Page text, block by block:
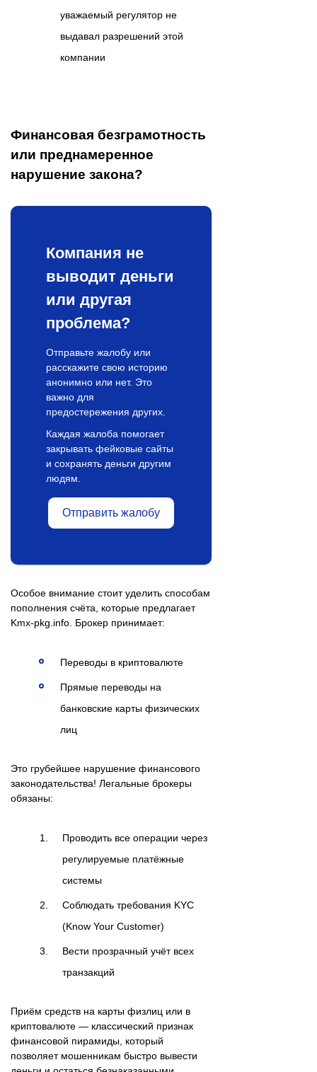
уважаемый регулятор не
выдавал разрешений этой
компании
Финансовая безграмотность
или преднамеренное
нарушение закона?
Компания не
выводит деньги
или другая
проблема?
Отправьте жалобу или
расскажите свою историю
анонимно или нет. Это
важно для
предостережения других.
Каждая жалоба помогает
закрывать фейковые сайты
и сохранять деньги другим
людям.
Отправить жалобу
Особое внимание стоит уделить способам
пополнения счёта, которые предлагает
Kmx-pkg.info. Брокер принимает:
Переводы в криптовалюте
Прямые переводы на
банковские карты физических
лиц
Это грубейшее нарушение финансового
законодательства! Легальные брокеры
обязаны:
Проводить все операции через
регулируемые платёжные
системы
Соблюдать требования KYC
(Know Your Customer)
Вести прозрачный учёт всех
транзакций
Приём средств на карты физлиц или в
криптовалюте — классический признак
финансовой пирамиды, который
позволяет мошенникам быстро вывести